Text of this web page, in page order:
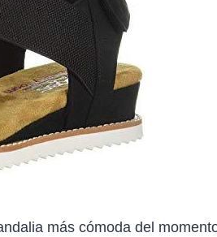
más cómoda del